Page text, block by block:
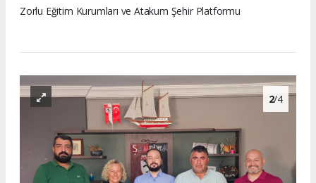
Zorlu Eğitim Kurumları ve Atakum Şehir Platformu
2/4